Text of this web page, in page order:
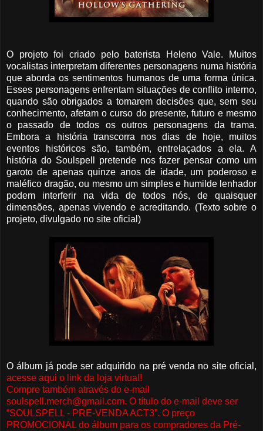
O projeto foi criado pelo baterista Heleno Vale. Muitos
vocalistas interpretam diferentes personagens numa história
que aborda os sentimentos humanos de uma forma única.
Esses personagens enfrentam situações de conflito interno,
quando são obrigados a tomarem decisões que, sem seu
conhecimento, afetam o curso do presente, futuro e mesmo
o passado de todos os outros personagens da trama.
Embora a história transcorra nos dias de hoje, muitos
eventos históricos são, também, entrelaçados a ela. A
história do Soulspell pretende nos fazer pensar como um
garoto de apenas quinze anos de idade, um poderoso e
maléfico dragão, ou mesmo um simples e humilde lenhador
podem interferir na vida de todos nós, de quaisquer
dimensões, apenas vivendo e acreditando. (Texto sobre o
projeto, divulgado no site oficial)
O álbum já pode ser adquirido na pré venda no site oficial,
acesse aqui o link da loja virtual!
Compre também através do e-mail
soulspell.merch@gmail.com. O título do e-mail deve ser
“SOULSPELL - PRE-VENDA ACT3”. O preço
PROMOCIONAL do álbum para os compradores da Pré-